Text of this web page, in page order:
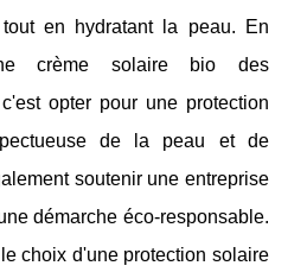
en hydratant la peau. En
crème solaire bio des
opter pour une protection
de la peau et de
soutenir une entreprise
démarche éco-responsable.
choix d'une protection solaire